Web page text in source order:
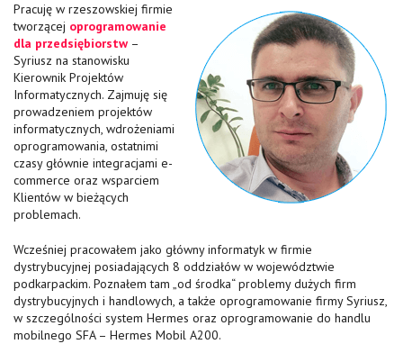
Pracuję w rzeszowskiej firmie
tworzącej oprogramowanie
dla przedsiębiorstw –
Syriusz na stanowisku
Kierownik Projektów
Informatycznych. Zajmuję się
prowadzeniem projektów
informatycznych, wdrożeniami
oprogramowania, ostatnimi
czasy głównie integracjami e-
commerce oraz wsparciem
Klientów w bieżących
problemach.
Wcześniej pracowałem jako główny informatyk w firmie
dystrybucyjnej posiadających 8 oddziałów w województwie
podkarpackim. Poznałem tam „od środka“ problemy dużych firm
dystrybucyjnych i handlowych, a także oprogramowanie firmy Syriusz,
w szczególności system Hermes oraz oprogramowanie do handlu
mobilnego SFA – Hermes Mobil A200.